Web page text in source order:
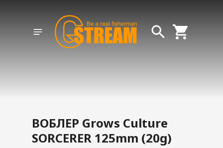
ВОБЛЕР Grows Culture
SORCERER 125mm (20g)